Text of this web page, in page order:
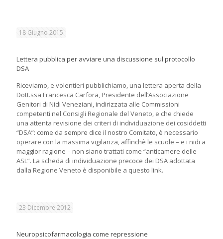
18 Giugno 2015
Lettera pubblica per avviare una discussione sul protocollo
DSA
Riceviamo, e volentieri pubblichiamo, una lettera aperta della
Dott.ssa Francesca Carfora, Presidente dell’Associazione
Genitori di Nidi Veneziani, indirizzata alle Commissioni
competenti nel Consigli Regionale del Veneto, e che chiede
una attenta revisione dei criteri di individuazione dei cosiddetti
“DSA”: come da sempre dice il nostro Comitato, è necessario
operare con la massima vigilanza, affinchè le scuole – e i nidi a
maggior ragione – non siano trattati come “anticamere delle
ASL”. La scheda di individuazione precoce dei DSA adottata
dalla Regione Veneto è disponibile a questo link.
23 Dicembre 2012
Neuropsicofarmacologia come repressione